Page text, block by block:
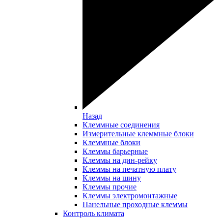
Назад
Клеммные соединения
Измерительные клеммные блоки
Клеммные блоки
Клеммы барьерные
Клеммы на дин-рейку
Клеммы на печатную плату
Клеммы на шину
Клеммы прочие
Клеммы электромонтажные
Панельные проходные клеммы
Контроль климата